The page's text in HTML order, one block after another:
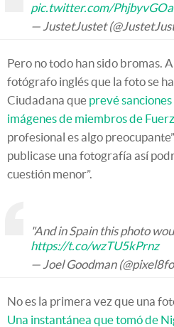
pic.twitter.com/
— JustetJustet
Pero no todo han sido bromas.
fotógrafo inglés que la foto se
Ciudadana que prevé
imágenes de miembros de
profesional es algo
publicase una fotografía así
cuestión menor”.
"And in Spain this photo
https://t.co/wzTU5kPrnz
— Joel Goodman
No es la primera vez que una
Una instantánea que tomó de